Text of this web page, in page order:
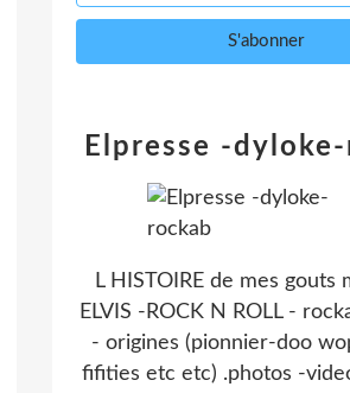
Elpresse -
L HISTOIRE de mes gouts
ELVIS -ROCK N ROLL -
- origines (pionnier-doo
fifities etc etc) .photos -